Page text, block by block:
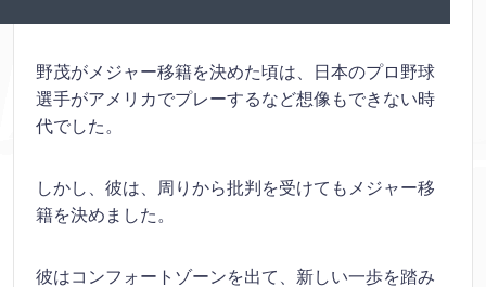
野茂がメジャー移籍を決めた頃は、日本のプロ野球
選手がアメリカでプレーするなど想像もできない時
代でした。
しかし、彼は、周りから批判を受けてもメジャー移
籍を決めました。
彼はコンフォートゾーンを出て、新しい一歩を踏み